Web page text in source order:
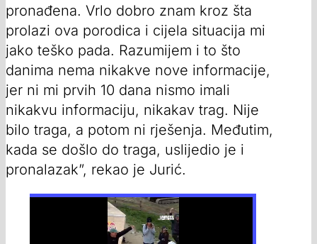
pronađena. Vrlo dobro znam kroz šta
prolazi ova porodica i cijela situacija mi
jako teško pada. Razumijem i to što
danima nema nikakve nove informacije,
jer ni mi prvih 10 dana nismo imali
nikakvu informaciju, nikakav trag. Nije
bilo traga, a potom ni rješenja. Međutim,
kada se došlo do traga, uslijedio je i
pronalazak”, rekao je Jurić.